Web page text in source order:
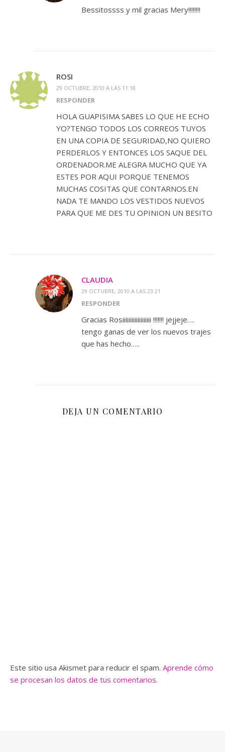
Bessitossss y mil gracias Mery!!!!!!!!
ROSI
29 OCTUBRE, 2010 A LAS 11:18
RESPONDER
HOLA GUAPISIMA SABES LO QUE HE ECHO
YO?TENGO TODOS LOS CORREOS TUYOS
EN UNA COPIA DE SEGURIDAD,NO QUIERO
PERDERLOS Y ENTONCES LOS SAQUE DEL
ORDENADOR.ME ALEGRA MUCHO QUE YA
ESTES POR AQUI PORQUE TENEMOS
MUCHAS COSITAS QUE CONTARNOS.EN
NADA TE MANDO LOS VESTIDOS NUEVOS
PARA QUE ME DES TU OPINION UN BESITO
CLAUDIA
29 OCTUBRE, 2010 A LAS 23:21
RESPONDER
Gracias Rosiiiiiiiiiiiiiiiiiii !!!!!!! jejjeje….
tengo ganas de ver los nuevos trajes
que has hecho…..
DEJA UN COMENTARIO
Este sitio usa Akismet para reducir el spam. Aprende cómo
se procesan los datos de tus comentarios.